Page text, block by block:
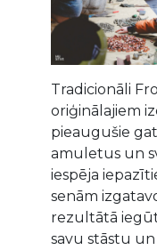
Tradicionāli
oriģinālajiem
pieaugušie
amuletus un
iespēja
senām
rezultātā
savu stāstu